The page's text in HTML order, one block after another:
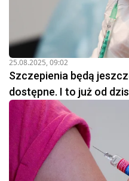
25.08.2025, 09:02
Szczepienia będą
dostępne. I to już od